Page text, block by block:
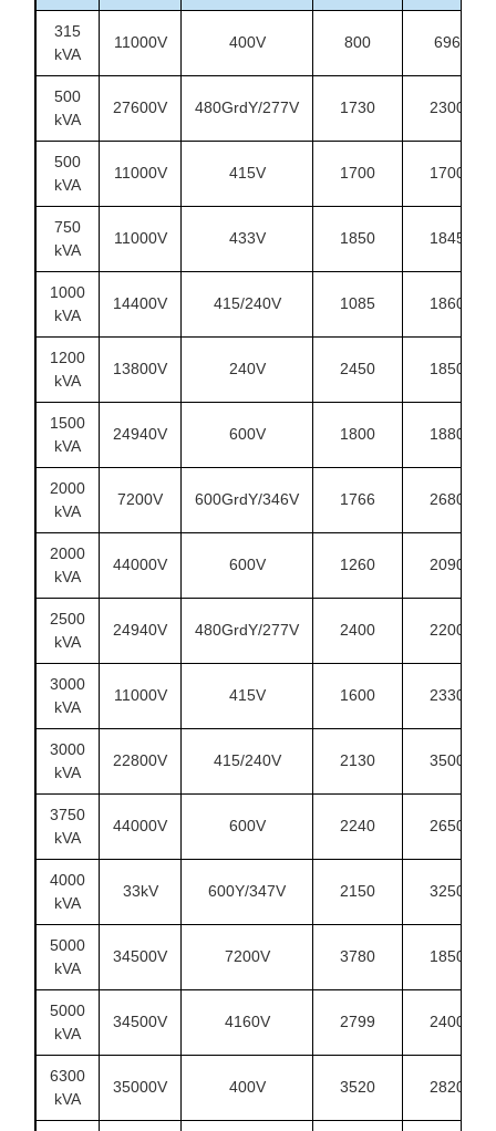
315
kVA
11000V 400V 800 696
500
kVA
27600V 480GrdY/277V 1730 2300
500
kVA
11000V 415V 1700 1700
750
kVA
11000V 433V 1850 1845
1000
kVA
14400V 415/240V 1085 1860
1200
kVA
13800V 240V 2450 1850
1500
kVA
24940V 600V 1800 1880
2000
kVA
7200V 600GrdY/346V 1766 2680
2000
kVA
44000V 600V 1260 2090
2500
kVA
24940V 480GrdY/277V 2400 2200
3000
kVA
11000V 415V 1600 2330
3000
kVA
22800V 415/240V 2130 3500
3750
kVA
44000V 600V 2240 2650
4000
kVA
33kV 600Y/347V 2150 3250
5000
kVA
34500V 7200V 3780 1850
5000
kVA
34500V 4160V 2799 2400
6300
kVA
35000V 400V 3520 2820